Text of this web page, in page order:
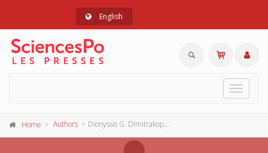
English
Toggle
Home Authors Dionyssis G. Dimitrakopoulos